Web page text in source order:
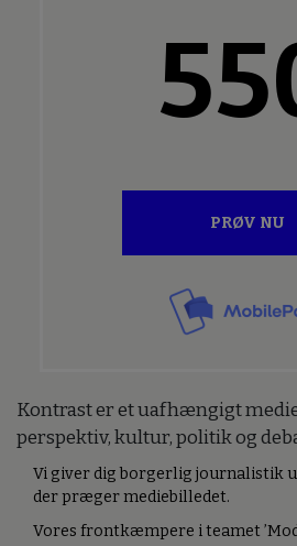
PRØV NU
Kontrast er et uafhængigt
perspektiv, kultur, politik og
Vi giver dig borgerlig journalistik
der præger mediebilledet.
Vores frontkæmpere i teamet